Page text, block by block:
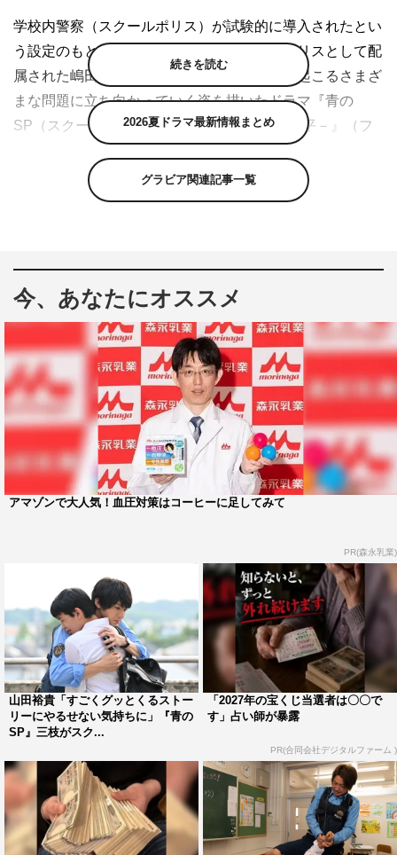
学校内警察（スクールポリス）が試験的に導入されたとい
う設定のもと、公立赤嶺中学校にスクールポリスとして配
属された嶋田隆平（藤原竜也）が、校内外で起こるさまざ
まな問題に立ち向かっていく姿を描いたドラマ『青の
SP（スクールポリス）－学校内警察・嶋田隆平－』（フ
徒・市原健太を演じている奥智哉君にインタビュー。
多く、撮影の合間もまさに学校のお昼休みのような雰囲気
で、みんなでふざけあったりしていました。僕が演じてい
るのは授業中にワイワイ騒いだりするやんちゃな生徒、市
原健太です。西田雄一役の池田優斗君と一緒にせりふの中
にアドリブを入れたりと、毎回新たな挑戦をしながら楽し
く演じさせていただきました。
◆ドラマ自体はシリアスな内容でありつつも、健太たちが
登場することでどこかほっこりする部分もありますよね。
ハラ、家庭内のトラブルなど、今の時代、誰もが直視しな
ければならない問題に対して真正面から切り込んでいるん
ですが、スクールポリスはもちろん、僕たち生徒や先生、
家族など、さまざまな視点で描かれているんです。重くシ
リアスな場面もありますが、僕たち生徒同士の絡みのシー
ンはあたたかい目で見てもらえるんじゃないかと思いま
す。その対比があるからこそ、より視聴者の方の心に訴え
かけることができると思いますし、メッセージ性がすごく
強いので、僕自身オンエアを見ながら刺さる言葉があまり
にも多く、毎回感動しています。また藤原（竜也）さんと
山田（裕貴）さんのアクションも見どころになっているの
で、ぜひ視聴者の方にもさまざまな視点からこのドラマを
続きを読む
2026夏ドラマ最新情報まとめ
グラビア関連記事一覧
今、あなたにオススメ
アマゾンで大人気！血圧対策はコーヒーに足してみて
PR(森永乳業)
山田裕貴「すごくグッとくるストー
リーにやるせない気持ちに」『青の
SP』三枝がスク...
「2027年の宝くじ当選者は〇〇で
す」占い師が暴露
PR(合同会社デジタルファーム )